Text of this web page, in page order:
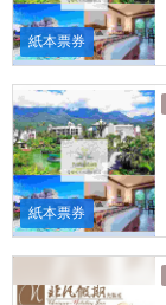
紙本票券
紙本票券